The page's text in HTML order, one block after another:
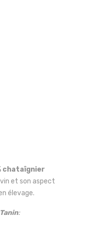
chataîgnier
et son aspect
élevage.
Tanin: